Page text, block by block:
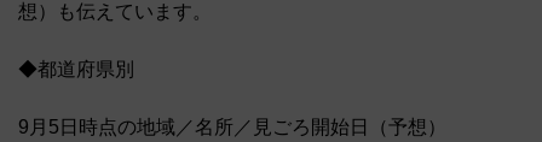
想）も伝えています。
◆都道府県別
9月5日時点の地域／名所／見ごろ開始日（予想）